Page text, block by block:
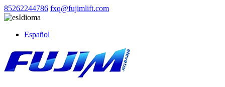
85262244786 fxq@fujimlift.com
Idioma
Español